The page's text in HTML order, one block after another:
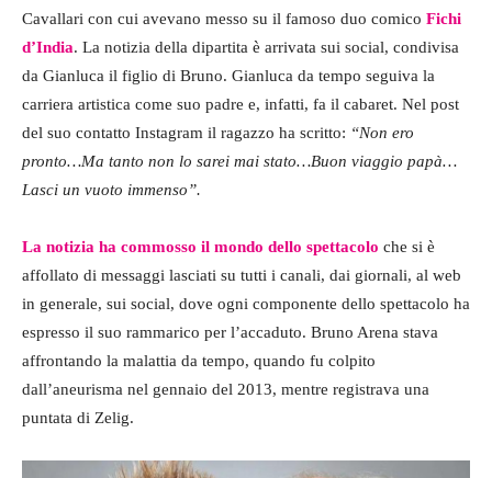
Cavallari con cui avevano messo su il famoso duo comico Fichi
d’India. La notizia della dipartita è arrivata sui social, condivisa
da Gianluca il figlio di Bruno. Gianluca da tempo seguiva la
carriera artistica come suo padre e, infatti, fa il cabaret. Nel post
del suo contatto Instagram il ragazzo ha scritto: “Non ero
pronto…Ma tanto non lo sarei mai stato…Buon viaggio papà…
Lasci un vuoto immenso”.
La notizia ha commosso il mondo dello spettacolo che si è
affollato di messaggi lasciati su tutti i canali, dai giornali, al web
in generale, sui social, dove ogni componente dello spettacolo ha
espresso il suo rammarico per l’accaduto. Bruno Arena stava
affrontando la malattia da tempo, quando fu colpito
dall’aneurisma nel gennaio del 2013, mentre registrava una
puntata di Zelig.